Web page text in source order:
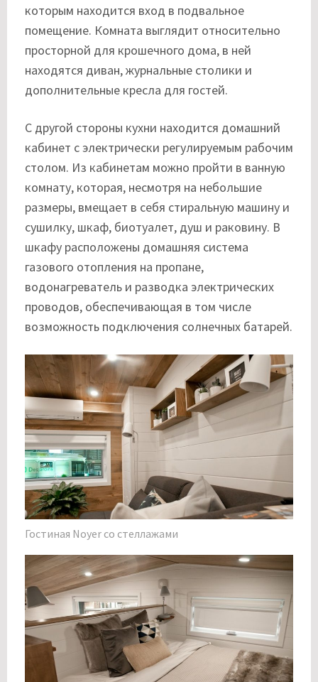
которым находится вход в подвальное
помещение. Комната выглядит относительно
просторной для крошечного дома, в ней
находятся диван, журнальные столики и
дополнительные кресла для гостей.
С другой стороны кухни находится домашний
кабинет с электрически регулируемым рабочим
столом. Из кабинетам можно пройти в ванную
комнату, которая, несмотря на небольшие
размеры, вмещает в себя стиральную машину и
сушилку, шкаф, биотуалет, душ и раковину. В
шкафу расположены домашняя система
газового отопления на пропане,
водонагреватель и разводка электрических
проводов, обеспечивающая в том числе
возможность подключения солнечных батарей.
Гостиная Noyer со стеллажами